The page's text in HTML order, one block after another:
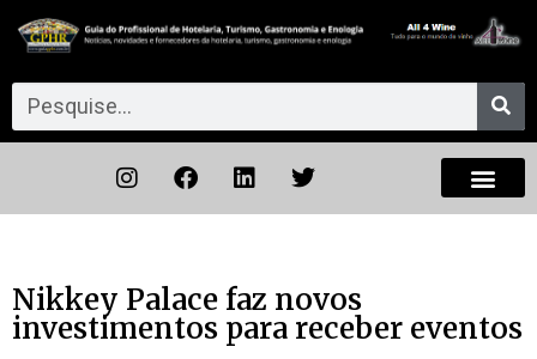
Nikkey Palace faz novos
investimentos para receber eventos